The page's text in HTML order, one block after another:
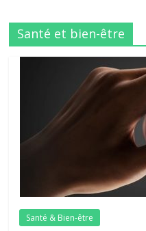
Santé et bien-être
Santé & Bien-être